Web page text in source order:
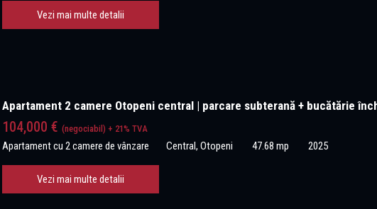
Vezi mai multe detalii
Apartament 2 camere Otopeni central | parcare subterană + bucătărie
104,000 € (negociabil) + 21% TVA
Apartament cu 2 camere de vânzare Central, Otopeni 47.68 mp 2025
Vezi mai multe detalii